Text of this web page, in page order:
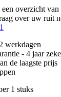
overzicht van
over uw ruit
werkdagen
- 4 jaar
de laagste prijs
1 stuks